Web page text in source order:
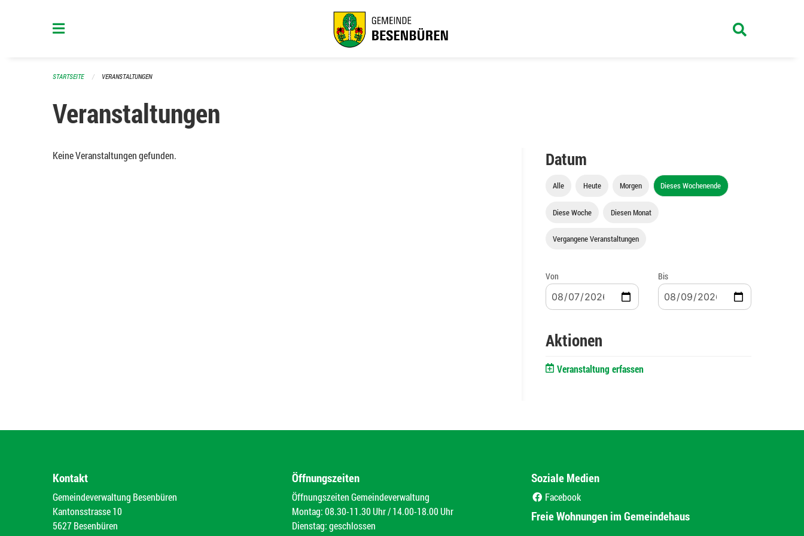
STARTSEITE VERANSTALTUNGEN
Veranstaltungen
Keine Veranstaltungen gefunden. Datum
Alle Heute Morgen Dieses Wochenende
Diese Woche Diesen Monat
Vergangene Veranstaltungen
Von Bis
Aktionen
Veranstaltung erfassen
Kontakt
Gemeindeverwaltung Besenbüren
Kantonsstrasse 10
5627 Besenbüren
Öffnungszeiten
Öffnungszeiten Gemeindeverwaltung
Montag: 08.30-11.30 Uhr / 14.00-18.00 Uhr
Dienstag: geschlossen
Soziale Medien
Facebook
Freie Wohnungen im Gemeindehaus